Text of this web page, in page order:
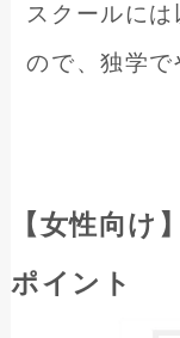
スクールに
ので、独学で
【女性向け
ポイント